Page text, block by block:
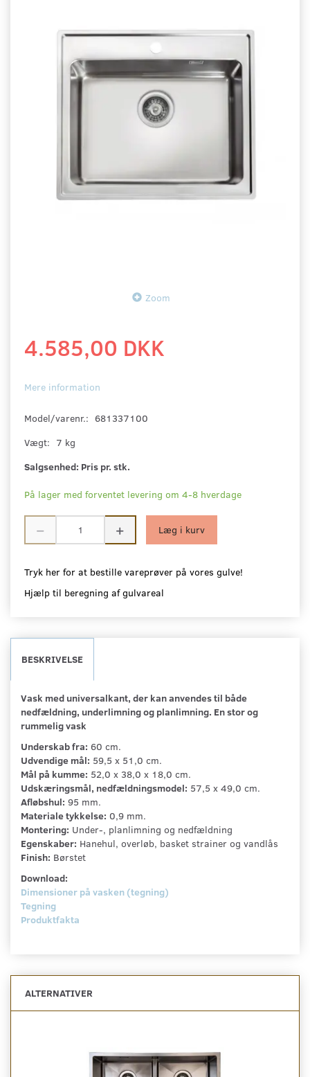
Zoom
4.585,00 DKK
Mere information
Model/varenr.: 681337100
Vægt: 7 kg
Salgsenhed: Pris pr. stk.
På lager med forventet levering om 4-8 hverdage
Læg i kurv
Tryk her for at bestille vareprøver på vores gulve!
Hjælp til beregning af gulvareal
BESKRIVELSE
Vask med universalkant, der kan anvendes til både
nedfældning, underlimning og planlimning. En stor og
rummelig vask
Underskab fra: 60 cm.
Udvendige mål: 59,5 x 51,0 cm.
Mål på kumme: 52,0 x 38,0 x 18,0 cm.
Udskæringsmål, nedfældningsmodel: 57,5 x 49,0 cm.
Afløbshul: 95 mm.
Materiale tykkelse: 0,9 mm.
Montering: Under-, planlimning og nedfældning
Egenskaber: Hanehul, overløb, basket strainer og vandlås
Finish: Børstet
Download:
Dimensioner på vasken (tegning)
Tegning
Produktfakta
ALTERNATIVER